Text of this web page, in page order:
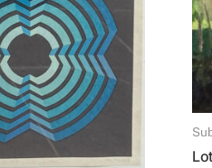
Lote 71 – Silvio Francini – “Entrada